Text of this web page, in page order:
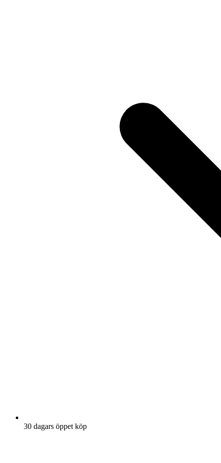
30 dagars öppet köp